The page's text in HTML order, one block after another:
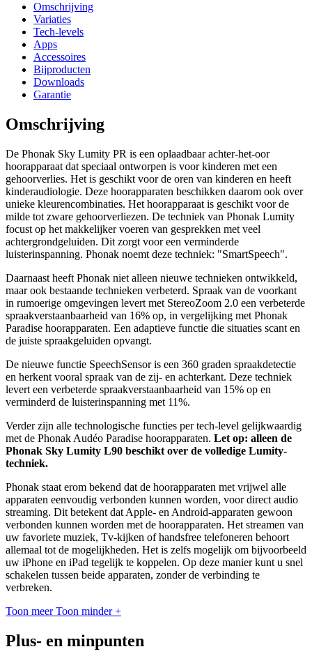
Omschrijving
Variaties
Tech-levels
Apps
Accessoires
Bijproducten
Downloads
Garantie
Omschrijving
De Phonak Sky Lumity PR is een oplaadbaar achter-het-oor
hoorapparaat dat speciaal ontworpen is voor kinderen met een
gehoorverlies. Het is geschikt voor de oren van kinderen en heeft
kinderaudiologie. Deze hoorapparaten beschikken daarom ook over
unieke kleurencombinaties. Het hoorapparaat is geschikt voor de
milde tot zware gehoorverliezen. De techniek van Phonak Lumity
focust op het makkelijker voeren van gesprekken met veel
achtergrondgeluiden. Dit zorgt voor een verminderde
luisterinspanning. Phonak noemt deze techniek: "SmartSpeech".
Daarnaast heeft Phonak niet alleen nieuwe technieken ontwikkeld,
maar ook bestaande technieken verbeterd. Spraak van de voorkant
in rumoerige omgevingen levert met StereoZoom 2.0 een verbeterde
spraakverstaanbaarheid van 16% op, in vergelijking met Phonak
Paradise hoorapparaten. Een adaptieve functie die situaties scant en
de juiste spraakgeluiden opvangt.
De nieuwe functie SpeechSensor is een 360 graden spraakdetectie
en herkent vooral spraak van de zij- en achterkant. Deze techniek
levert een verbeterde spraakverstaanbaarheid van 15% op en
verminderd de luisterinspanning met 11%.
Verder zijn alle technologische functies per tech-level gelijkwaardig
met de Phonak Audéo Paradise hoorapparaten. Let op: alleen de
Phonak Sky Lumity L90 beschikt over de volledige Lumity-
techniek.
Phonak staat erom bekend dat de hoorapparaten met vrijwel alle
apparaten eenvoudig verbonden kunnen worden, voor direct audio
streaming. Dit betekent dat Apple- en Android-apparaten gewoon
verbonden kunnen worden met de hoorapparaten. Het streamen van
uw favoriete muziek, Tv-kijken of handsfree telefoneren behoort
allemaal tot de mogelijkheden. Het is zelfs mogelijk om bijvoorbeeld
uw iPhone en iPad tegelijk te koppelen. Op deze manier kunt u snel
schakelen tussen beide apparaten, zonder de verbinding te
verbreken.
Toon meer Toon minder +
Plus- en minpunten